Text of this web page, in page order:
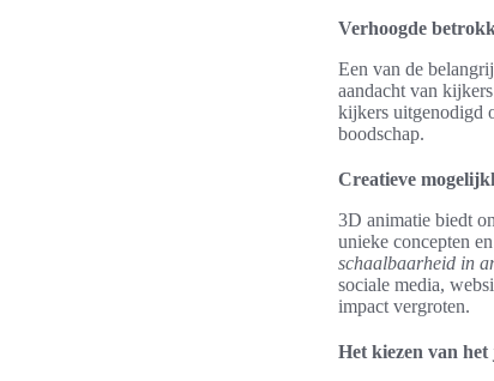
Verhoogde
Een van de
aandacht van
kijkers uitgenodigd
boodschap.
Creatieve
3D animatie biedt
unieke concepten
schaalbaarheid in
sociale media,
impact vergroten.
Het kiezen van